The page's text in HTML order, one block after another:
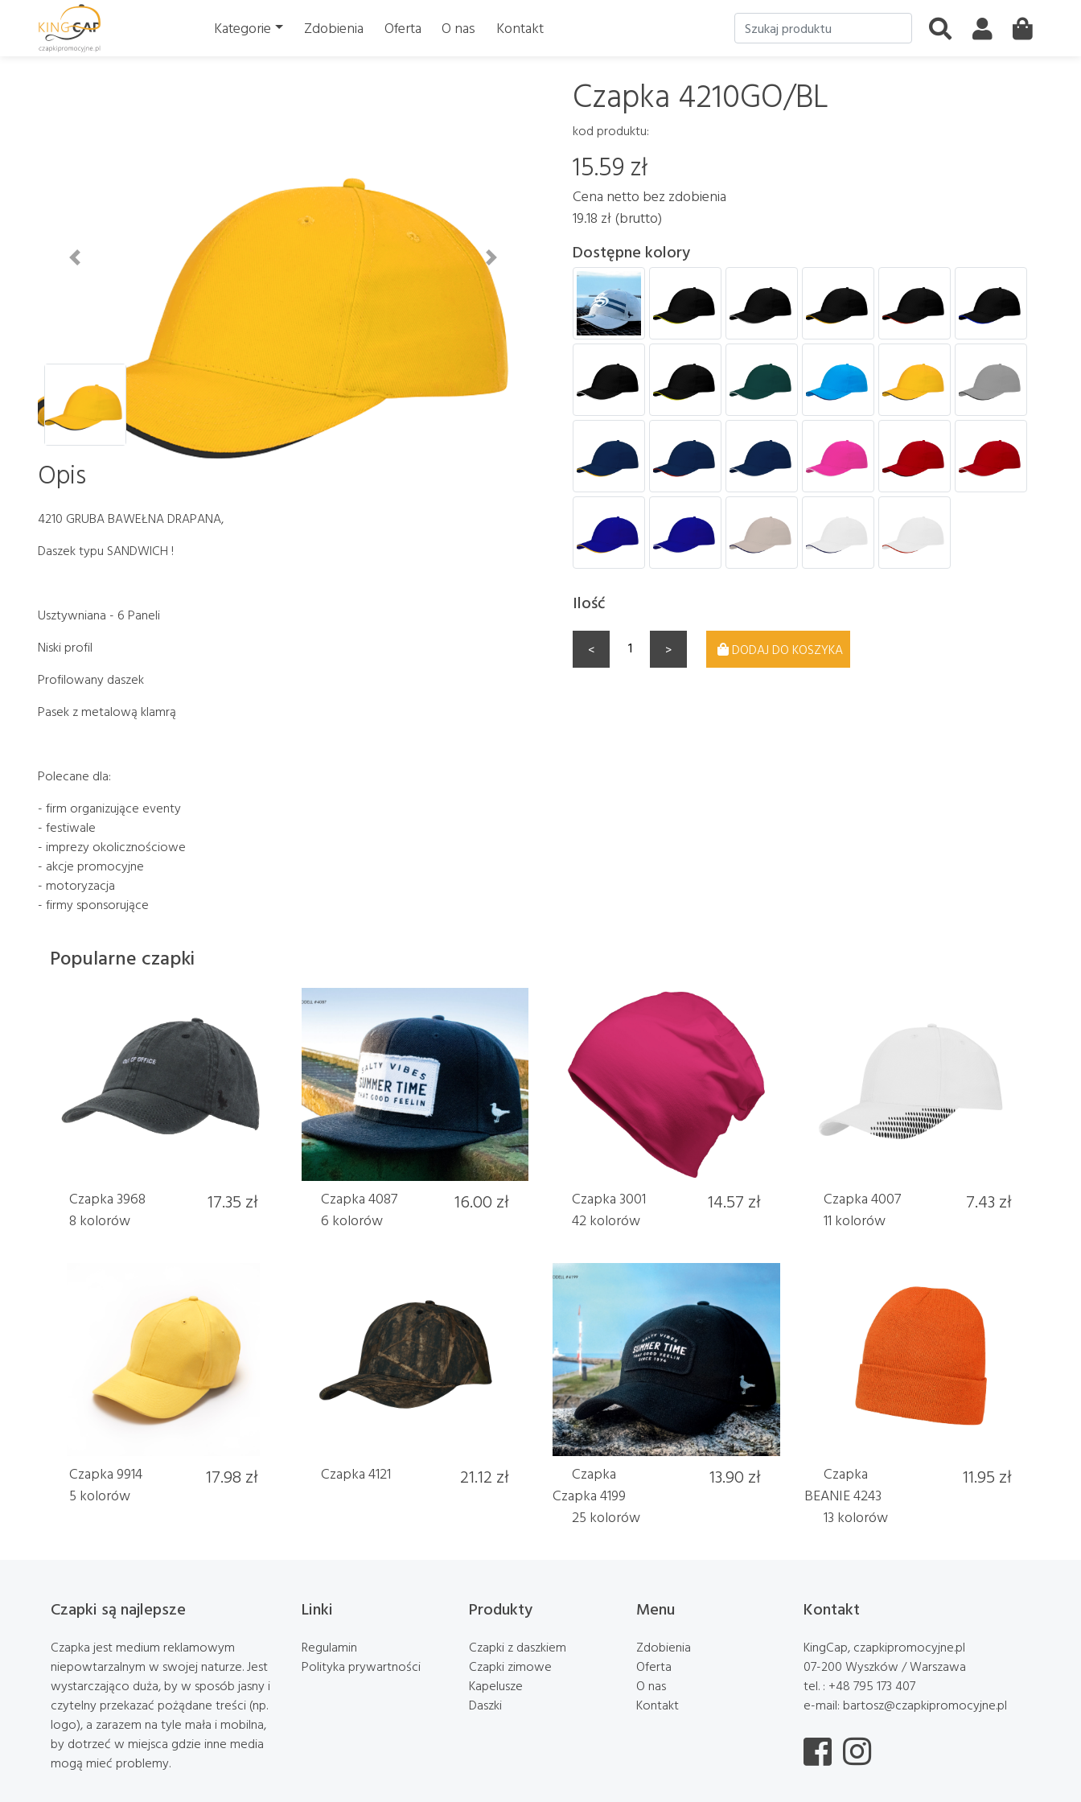
Kategorie Zdobienia Oferta O nas Kontakt
Wstecz Dalej
Opis
4210 GRUBA BAWEŁNA DRAPANA,
Daszek typu SANDWICH !
Usztywniana - 6 Paneli
Niski profil
Profilowany daszek
Pasek z metalową klamrą
Polecane dla:
- firm organizujące eventy
- festiwale
- imprezy okolicznościowe
- akcje promocyjne
- motoryzacja
- firmy sponsorujące
Czapka 4210GO/BL
kod produktu:
15.59 zł
Cena netto bez zdobienia
19.18 zł (brutto)
Dostępne kolory
Ilość
< > DODAJ DO KOSZYKA
Popularne czapki
Czapka 3968
8 kolorów
17.35 zł
Czapka 4087
6 kolorów
16.00 zł
Czapka 3001
42 kolorów
14.57 zł
Czapka 4007
11 kolorów
7.43 zł
Czapka 9914
5 kolorów
17.98 zł Czapka 4121 21.12 zł
Czapka
Czapka 4199
25 kolorów
13.90 zł
Czapka
BEANIE 4243
13 kolorów
11.95 zł
Czapki są najlepsze
Czapka jest medium reklamowym
niepowtarzalnym w swojej naturze. Jest
wystarczająco duża, by w sposób jasny i
czytelny przekazać pożądane treści (np.
logo), a zarazem na tyle mała i mobilna,
by dotrzeć w miejsca gdzie inne media
mogą mieć problemy.
Linki
Regulamin
Polityka prywartności
Produkty
Czapki z daszkiem
Czapki zimowe
Kapelusze
Daszki
Menu
Zdobienia
Oferta
O nas
Kontakt
Kontakt
KingCap, czapkipromocyjne.pl
07-200 Wyszków / Warszawa
tel. : +48 795 173 407
e-mail: bartosz@czapkipromocyjne.pl